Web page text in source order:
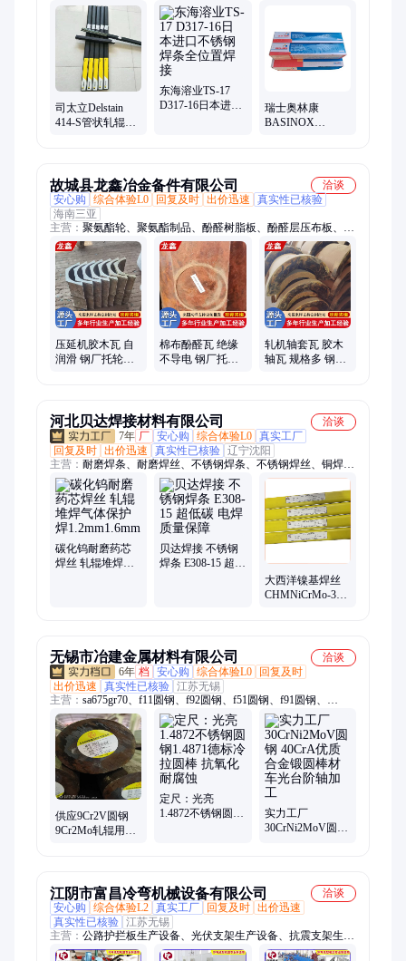
丝、伊萨焊条、伊萨焊丝、林肯焊条、林肯焊丝、神钢焊条、神
钢焊丝、泰克罗伊焊条、泰克罗伊焊丝、超合金焊条、超合金焊
丝、镍基焊丝、银焊条、银焊丝、钴基焊丝、金威焊条、大西洋
焊条、京雷焊条
司太立Delstain
414-S管状轧辊耐
东海溶业TS-17
D317-16日本进口
瑞士奥林康
BASINOX
故城县龙鑫冶金备件有限公司
洽谈
安心购
综合体验L0 回复及时 出价迅速
真实性已核验
海南三亚
主营： 聚氨酯轮、聚氨酯制品、酚醛树脂板、酚醛层压布板、浇
筑注塑聚氨酯、树脂胶木刮水板
压延机胶木瓦 自
润滑 钢厂托轮、
棉布酚醛瓦 绝缘
不导电 钢厂托
轧机轴套瓦 胶木
轴瓦 规格多 钢厂
河北贝达焊接材料有限公司
洽谈
7年 厂 安心购 综合体验L0 真实工厂
回复及时 出价迅速 真实性已核验 辽宁沈阳
主营： 耐磨焊条、耐磨焊丝、不锈钢焊条、不锈钢焊丝、铜焊
条、铜焊丝、铝焊丝、铝焊条、镍基焊条、镍基焊丝、银焊条、
银焊片、钴基焊条、钴基焊丝、耐热钢焊条、耐热钢焊丝、模具
焊条、模具焊丝
碳化钨耐磨药芯
焊丝 轧辊堆焊气
贝达焊接 不锈钢
焊条 E308-15 超低
大西洋镍基焊丝
CHMNiCrMo-3
无锡市冶建金属材料有限公司
洽谈
6年 档 安心购 综合体验L0
回复及时
出价迅速
真实性已核验 江苏无锡
主营： sa675gr70、f11圆钢、f92圆钢、f51圆钢、f91圆钢、
34crnimo6、60si2crva、30crmntih、20crnimoa、b16圆钢、
20crmnmoa、25#圆钢、30crnimo8、17crnimo6、h13圆钢、f53圆
钢、f52圆钢、30crmnsia、40crmnmoa、f55圆钢、a36圆钢、f22圆
钢、20crni2mo、f60圆钢、35crmnsia
供应9Cr2V圆钢
9Cr2Mo轧辊用元
定尺：光亮
1.4872不锈钢圆钢
实力工厂
30CrNi2MoV圆钢
江阴市富昌冷弯机械设备有限公司
洽谈
安心购
综合体验L2 真实工厂 回复及时 出价迅速
真实性已核验 江苏无锡
主营： 公路护拦板生产设备、光伏支架生产设备、抗震支架生产
线、钢跳板生产设备、货架横梁立柱生产设备、冷弯成型机、C